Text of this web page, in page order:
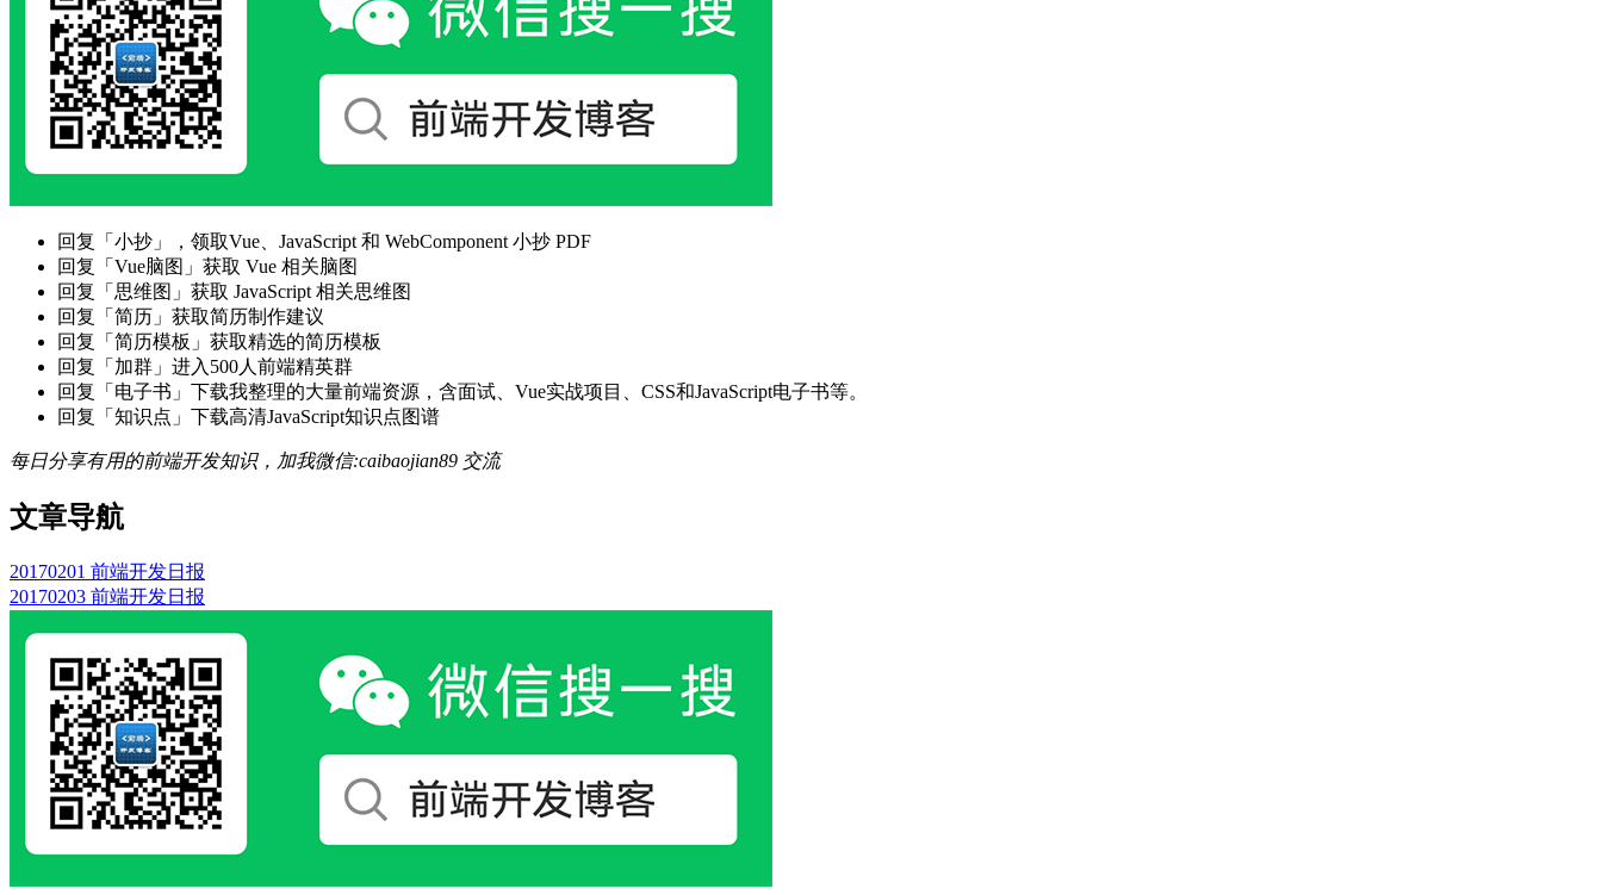
回复「小抄」，领取Vue、JavaScript 和 WebComponent 小抄 PDF
回复「Vue脑图」获取 Vue 相关脑图
回复「思维图」获取 JavaScript 相关思维图
回复「简历」获取简历制作建议
回复「简历模板」获取精选的简历模板
回复「加群」进入500人前端精英群
回复「电子书」下载我整理的大量前端资源，含面试、Vue实战项目、CSS和JavaScript电子书等。
回复「知识点」下载高清JavaScript知识点图谱
每日分享有用的前端开发知识，加我微信:caibaojian89 交流
文章导航
20170201 前端开发日报
20170203 前端开发日报